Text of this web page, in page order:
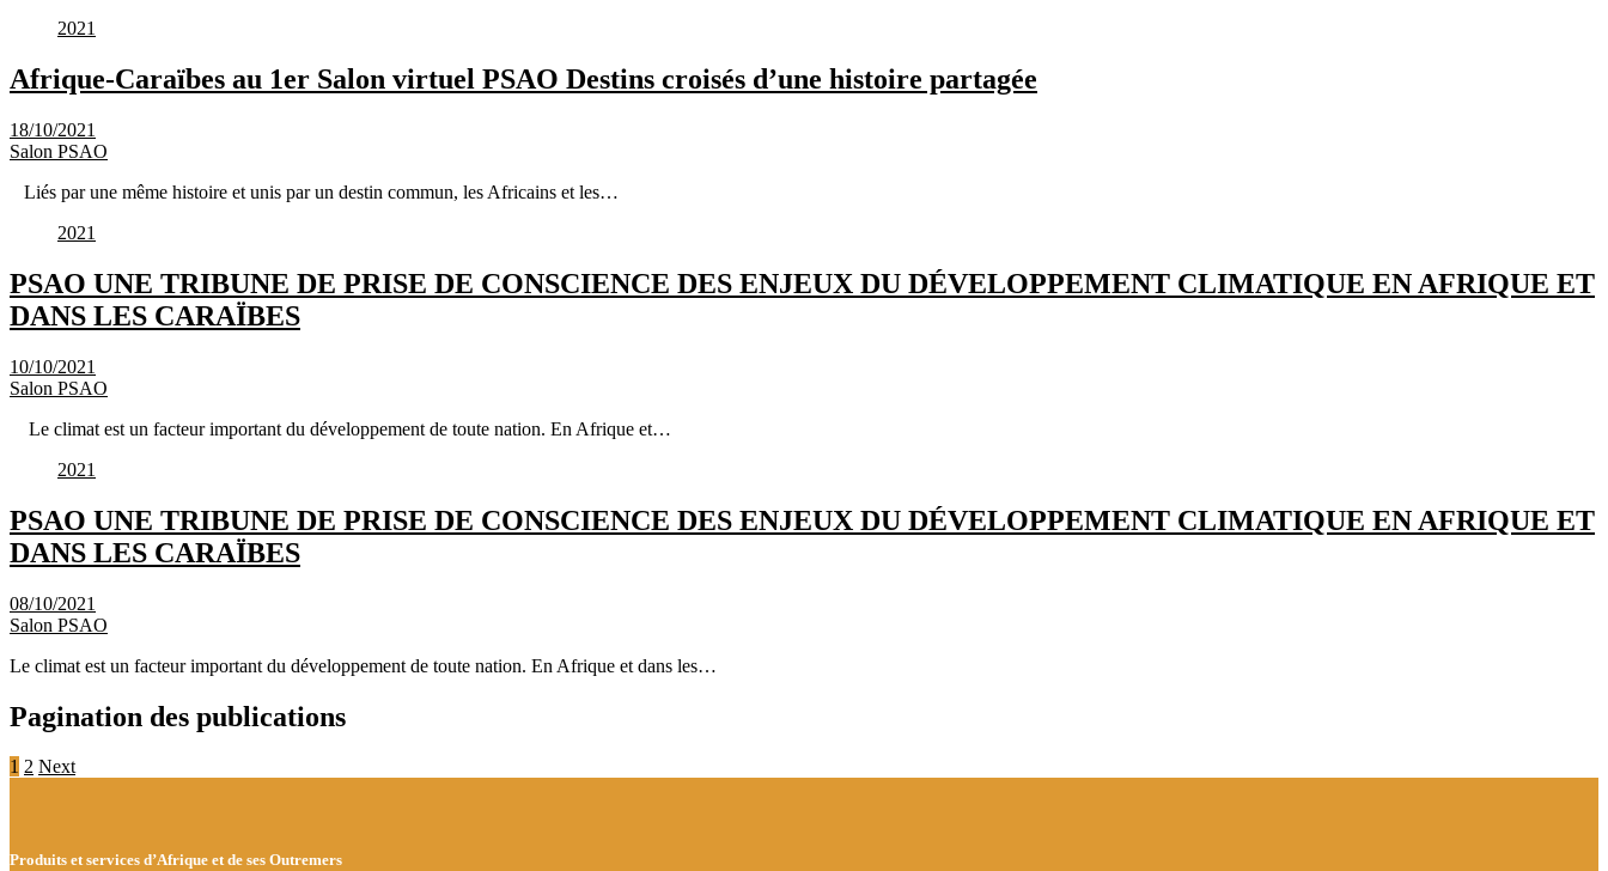
2021
Afrique-Caraïbes au 1er Salon virtuel PSAO Destins croisés d’une histoire partagée
18/10/2021
Salon PSAO
Liés par une même histoire et unis par un destin commun, les Africains et les…
2021
PSAO UNE TRIBUNE DE PRISE DE CONSCIENCE DES ENJEUX DU DÉVELOPPEMENT CLIMATIQUE EN AFRIQUE ET
DANS LES CARAÏBES
10/10/2021
Salon PSAO
Le climat est un facteur important du développement de toute nation. En Afrique et…
2021
PSAO UNE TRIBUNE DE PRISE DE CONSCIENCE DES ENJEUX DU DÉVELOPPEMENT CLIMATIQUE EN AFRIQUE ET
DANS LES CARAÏBES
08/10/2021
Salon PSAO
Le climat est un facteur important du développement de toute nation. En Afrique et dans les…
Pagination des publications
1 2 Next
Produits et services d’Afrique et de ses Outremers